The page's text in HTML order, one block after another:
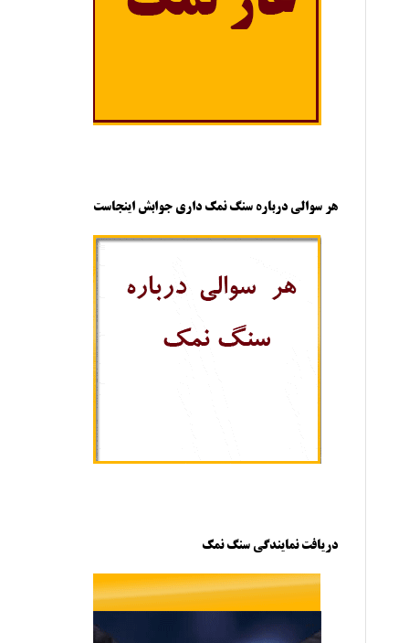
هر سوالی درباره سنگ نمک داری جوابش اینجاست
دریافت نمایندگی سنگ نمک